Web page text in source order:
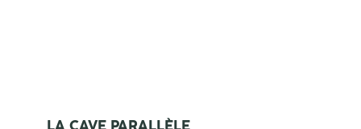
LA CAVE PARALLÈLE